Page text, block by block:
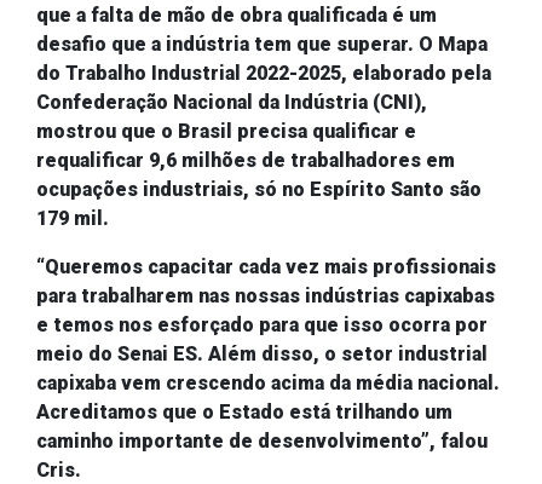
que a falta de mão de obra qualificada é um
desafio que a indústria tem que superar. O Mapa
do Trabalho Industrial 2022-2025, elaborado pela
Confederação Nacional da Indústria (CNI),
mostrou que o Brasil precisa qualificar e
requalificar 9,6 milhões de trabalhadores em
ocupações industriais, só no Espírito Santo são
179 mil.
“Queremos capacitar cada vez mais profissionais
para trabalharem nas nossas indústrias capixabas
e temos nos esforçado para que isso ocorra por
meio do Senai ES. Além disso, o setor industrial
capixaba vem crescendo acima da média nacional.
Acreditamos que o Estado está trilhando um
caminho importante de desenvolvimento”, falou
Cris.